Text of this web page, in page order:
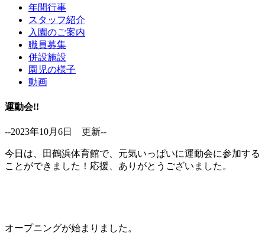
年間行事
スタッフ紹介
入園のご案内
職員募集
併設施設
園児の様子
動画
運動会!!
--2023年10月6日 更新--
今日は、田鶴浜体育館で、元気いっぱいに運動会に参加する
ことができました！応援、ありがとうございました。
オープニングが始まりました。